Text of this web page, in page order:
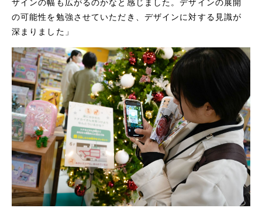
の可能性を勉強させていただき、デザインに対する見識が
深まりました」